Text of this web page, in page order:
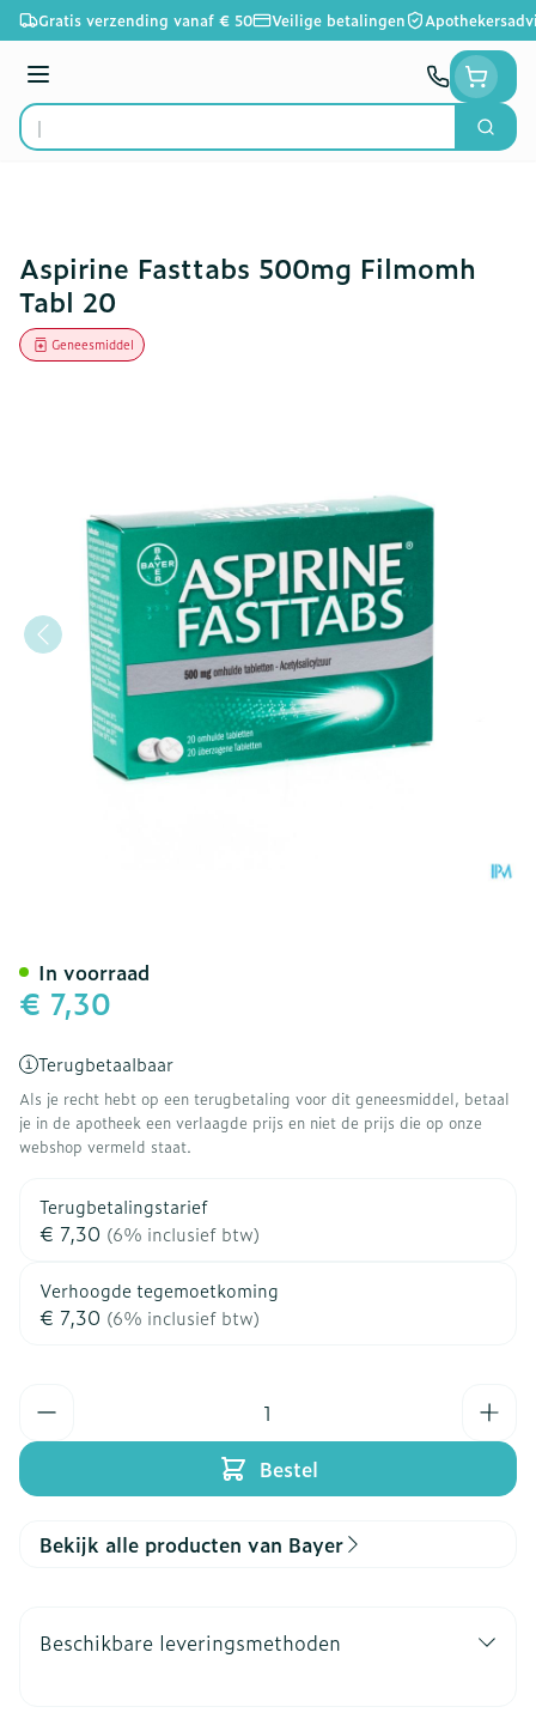
Ga naar de inhoud
Gratis verzending vanaf € 50 Veilige betalingen
Menu
Product, merk, categorie...
Zoek
Aspirine Fasttabs 500mg Filmomh
Tabl 20
Geneesmiddel
€ 7,30
Terugbetaalbaar
Als je recht hebt op een terugbetaling voor dit geneesmiddel, betaal
je in de apotheek een verlaagde prijs en niet de prijs die op onze
webshop vermeld staat.
Terugbetalingstarief
€ 7,30 (6% inclusief btw)
Verhoogde tegemoetkoming
€ 7,30 (6% inclusief btw)
Bestel
In voorraad
Bekijk alle producten van Bayer
Beschikbare leveringsmethoden